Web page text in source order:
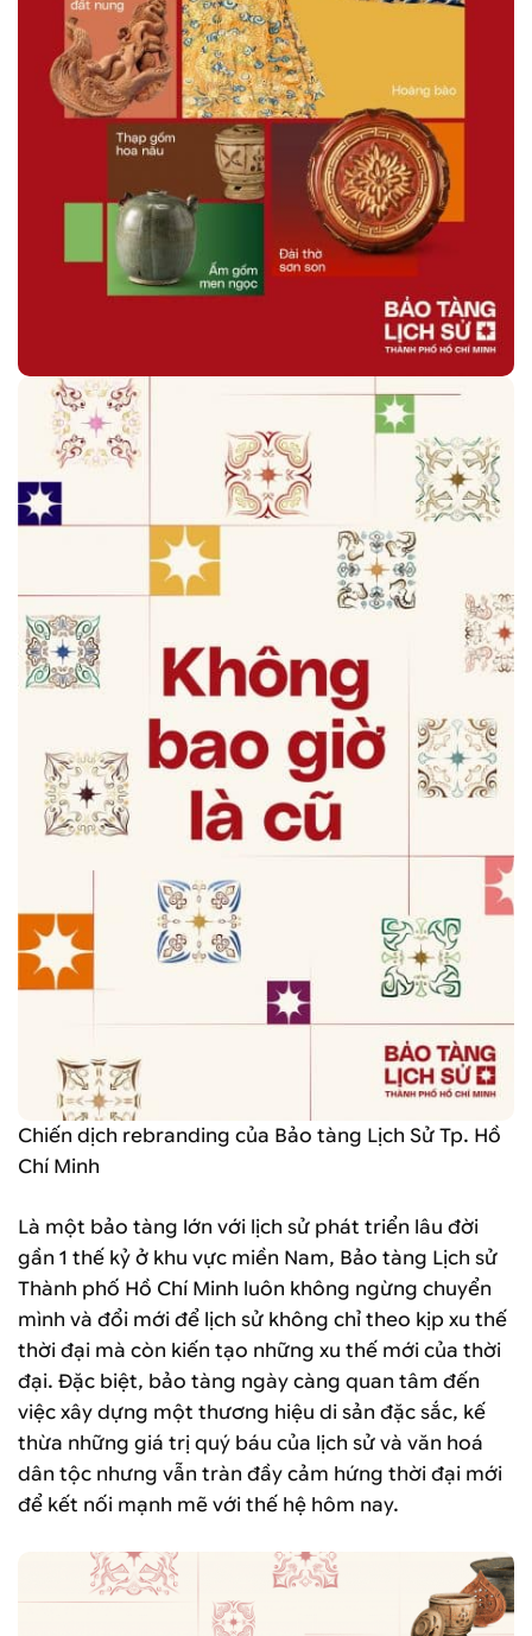
Chiến dịch rebranding của Bảo tàng Lịch Sử Tp. Hồ
Chí Minh
Là một bảo tàng lớn với lịch sử phát triển lâu đời
gần 1 thế kỷ ở khu vực miền Nam, Bảo tàng Lịch sử
Thành phố Hồ Chí Minh luôn không ngừng chuyển
mình và đổi mới để lịch sử không chỉ theo kịp xu thế
thời đại mà còn kiến tạo những xu thế mới của thời
đại. Đặc biệt, bảo tàng ngày càng quan tâm đến
việc xây dựng một thương hiệu di sản đặc sắc, kế
thừa những giá trị quý báu của lịch sử và văn hoá
dân tộc nhưng vẫn tràn đầy cảm hứng thời đại mới
để kết nối mạnh mẽ với thế hệ hôm nay.